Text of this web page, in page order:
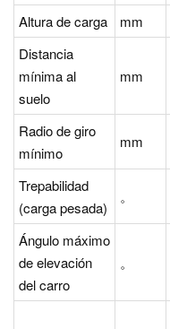
Altura de carga mm
Distancia
mínima al
suelo
mm
Radio de giro
mínimo
mm
Trepabilidad
(carga pesada)
。
Ángulo máximo
de elevación
del carro
。